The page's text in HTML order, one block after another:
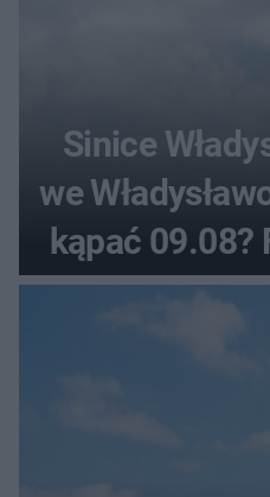
Sinice
we
kąpać 09.08?